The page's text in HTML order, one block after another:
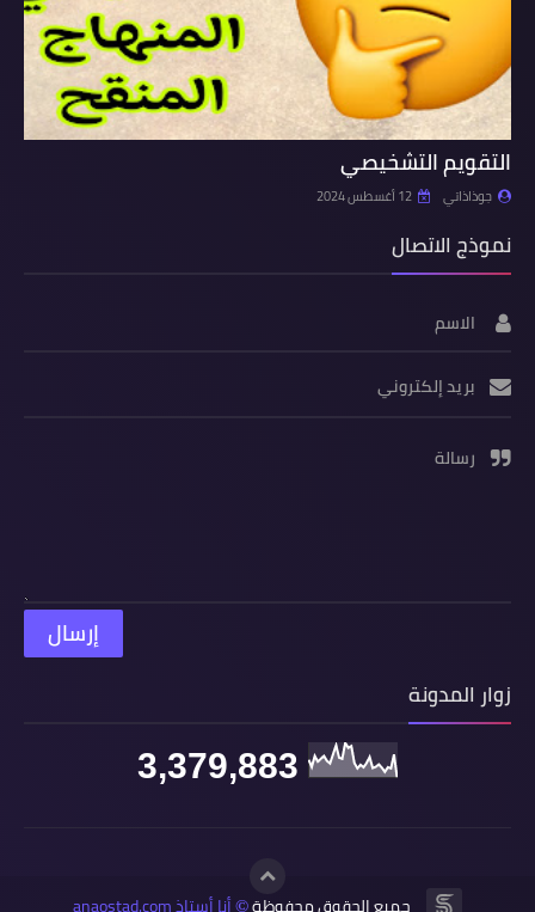
التقويم التشخيصي
جوذاذاتي 12 أغسطس 2024
نموذج الاتصال
الاسم
بريد إلكتروني
رسالة
زوار المدونة
3,379,883
جميع الحقوق محفوظة© أنا أستاذ anaostad.com